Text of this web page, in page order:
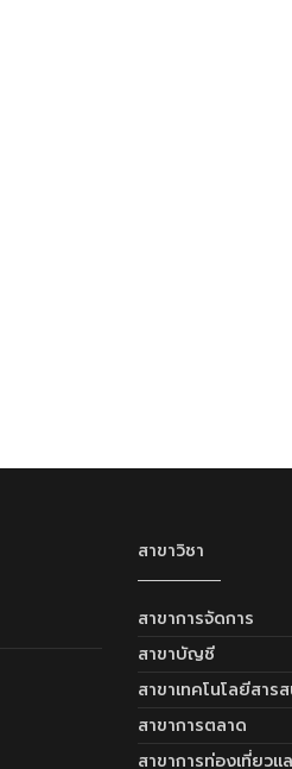
สาขาวิชา
สาขาการจัดการ
สาขาบัญชี
สาขาเทคโนโลยีสาร
สาขาการตลาด
สาขาการท่องเที่ยวแ